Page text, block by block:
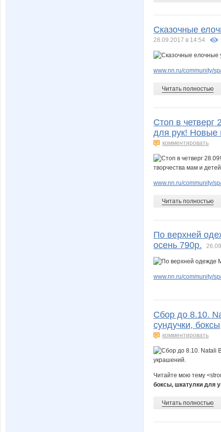
Сказочные
28.09.2017 в 14:54
www.nn.ru/community/
Читать полностью
Стоп в
для рук! Новые
комментировать
www.nn.ru/community/
Читать полностью
По верхней
осень 790р.
www.nn.ru/community/
Сбор до 8.10.
сундучки,
комментировать
Читайте мою тему
боксы, шкатулки для
Читать полностью